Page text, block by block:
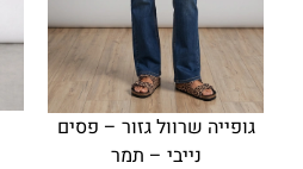
גופייה שרוול גזור – פסים
נייבי – תמר